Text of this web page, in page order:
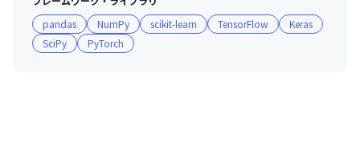
pandas
NumPy scikit-learn TensorFlow
Keras
SciPy
PyTorch